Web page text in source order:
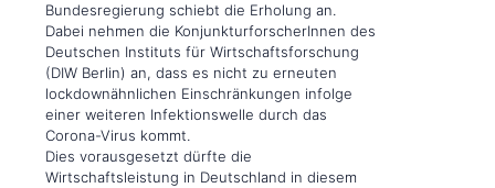
Bundesregierung schiebt die Erholung an.
Dabei nehmen die KonjunkturforscherInnen des
Deutschen Instituts für Wirtschaftsforschung
(DIW Berlin) an, dass es nicht zu erneuten
lockdownähnlichen Einschränkungen infolge
einer weiteren Infektionswelle durch das
Corona-Virus kommt.
Dies vorausgesetzt dürfte die
Wirtschaftsleistung in Deutschland in diesem